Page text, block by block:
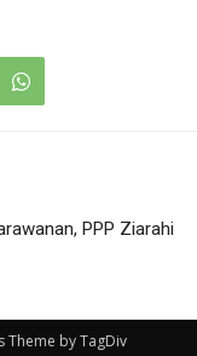
PPP Ziarahi
by TagDiv